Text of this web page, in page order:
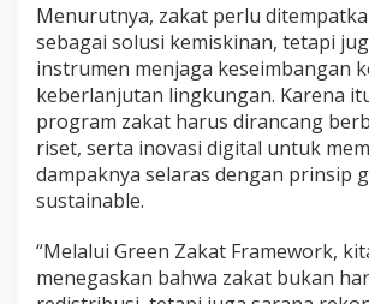
Menurutnya, zakat perlu
sebagai solusi kemiskinan, tetapi
instrumen menjaga keseimbangan
keberlanjutan lingkungan. Karena
program zakat harus dirancang
riset, serta inovasi digital untuk
dampaknya selaras dengan prinsip
sustainable.
“Melalui Green Zakat Framework,
menegaskan bahwa zakat bukan